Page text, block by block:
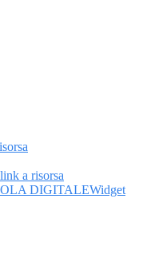
a risorsa
Widget